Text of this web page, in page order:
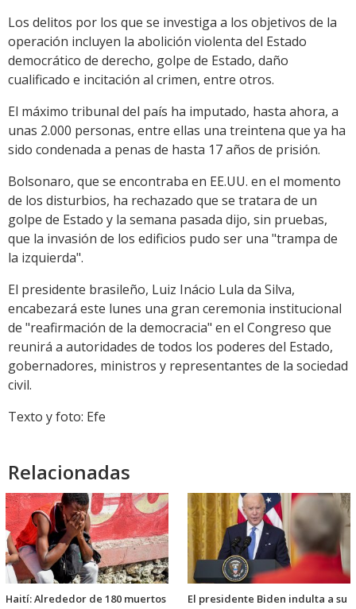
Los delitos por los que se investiga a los objetivos de la
operación incluyen la abolición violenta del Estado
democrático de derecho, golpe de Estado, daño
cualificado e incitación al crimen, entre otros.
El máximo tribunal del país ha imputado, hasta ahora, a
unas 2.000 personas, entre ellas una treintena que ya ha
sido condenada a penas de hasta 17 años de prisión.
Bolsonaro, que se encontraba en EE.UU. en el momento
de los disturbios, ha rechazado que se tratara de un
golpe de Estado y la semana pasada dijo, sin pruebas,
que la invasión de los edificios pudo ser una "trampa de
la izquierda".
El presidente brasileño, Luiz Inácio Lula da Silva,
encabezará este lunes una gran ceremonia institucional
de "reafirmación de la democracia" en el Congreso que
reunirá a autoridades de todos los poderes del Estado,
gobernadores, ministros y representantes de la sociedad
civil.
Texto y foto: Efe
Relacionadas
Haití: Alrededor de 180 muertos
El presidente Biden indulta a su